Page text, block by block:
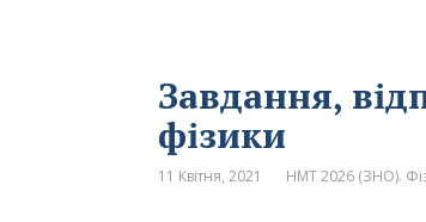
Завдання,
фізики
11 Квітня, 2021 НМТ 2026 (ЗНО).